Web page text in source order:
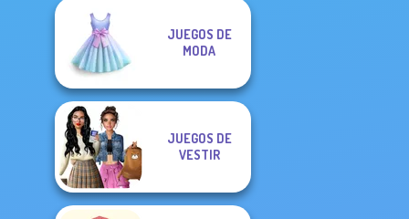
JUEGOS DE
MODA
JUEGOS DE
VESTIR